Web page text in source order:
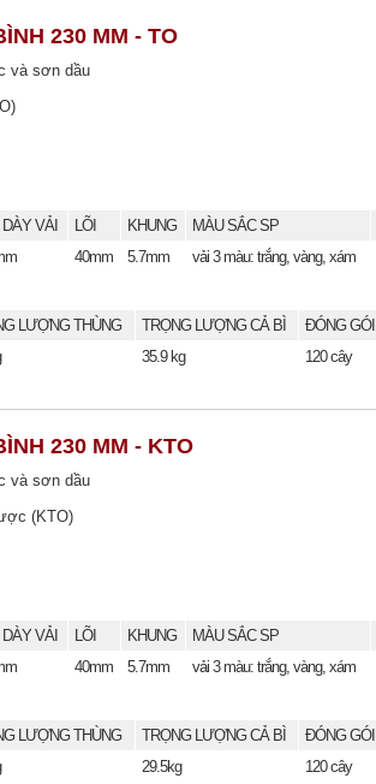
230 MM - TO
và sơn dầu
VẢI LÕI KHUNG MÀU SẮC SP
40mm 5.7mm vải 3 màu: trắng, vàng, xám
LƯỢNG THÙNG TRỌNG LƯỢNG CẢ BÌ ĐÓNG GÓI
35.9 kg 120 cây
230 MM - KTO
và sơn dầu
(KTO)
VẢI LÕI KHUNG MÀU SẮC SP
40mm 5.7mm vải 3 màu: trắng, vàng, xám
LƯỢNG THÙNG TRỌNG LƯỢNG CẢ BÌ ĐÓNG GÓI
29.5kg 120 cây